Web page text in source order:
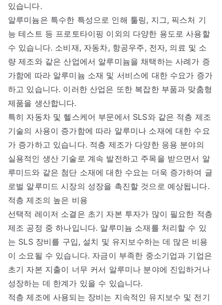
있습니다.
알루미늄은 특수한 특성으로 인해 툴링, 지그, 픽스처 기
능 테스트 등 프로토타이핑 이외의 다양한 용도로 사용할
수 있습니다. 소비재, 자동차, 항공우주, 전자, 의료 및 소
량 제조와 같은 산업에서 알루미늄을 채택하는 사례가 증
가함에 따라 알루미늄 소재 및 서비스에 대한 수요가 증가
하고 있습니다. 이러한 산업은 또한 복잡한 부품과 맞춤형
제품을 생산합니다.
특히 자동차 및 헬스케어 부문에서 SLS와 같은 적층 제조
기술의 사용이 증가함에 따라 알루미나 소재에 대한 수요
가 증가하고 있습니다. 적층 제조가 다양한 응용 분야의
실용적인 생산 기술로 계속 발전하고 주목을 받으면서 알
루미드와 같은 첨단 소재에 대한 수요는 더욱 증가하여 글
로벌 알루미드 시장의 성장을 촉진할 것으로 예상됩니다.
적층 제조의 높은 비용
선택적 레이저 소결은 초기 자본 투자가 많이 필요한 적층
제조 공정 중 하나입니다. 알루미늄 소재를 처리할 수 있
는 SLS 장비를 구입, 설치 및 유지보수하는 데 많은 비용
이 소요될 수 있습니다. 자금이 부족한 중소기업과 기업은
초기 자본 지출이 너무 커서 알루미나 분야에 진입하거나
성장하는 데 한계가 있을 수 있습니다.
적층 제조에 사용되는 장비는 지속적인 유지보수 및 전기